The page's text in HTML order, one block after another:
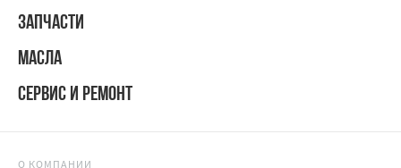
ЗАПЧАСТИ
МАСЛА
СЕРВИС И РЕМОНТ
О КОМПАНИИ